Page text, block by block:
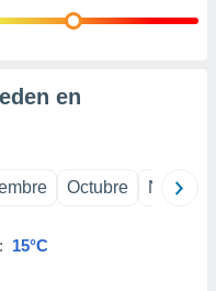
en
Octubre
15°C